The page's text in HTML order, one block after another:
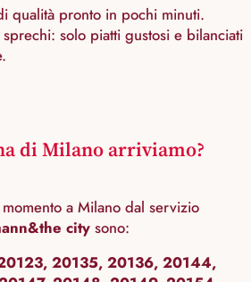
qualità pronto in pochi minuti.
solo piatti gustosi e bilanciati
di Milano arriviamo?
a Milano dal servizio
citysono:
20135, 20136, 20144,